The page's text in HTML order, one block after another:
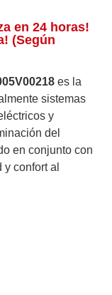
en 24 horas!
(Según
es la
sistemas
y
del
en conjunto con
confort al